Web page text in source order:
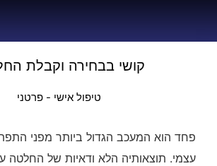
קושי בבחירה וקבלת
טיפול אישי - פרטני
פחד הוא המעכב הגדול ביותר מפני
עצמי. תוצאותיה הלא ודאיות של החלטה